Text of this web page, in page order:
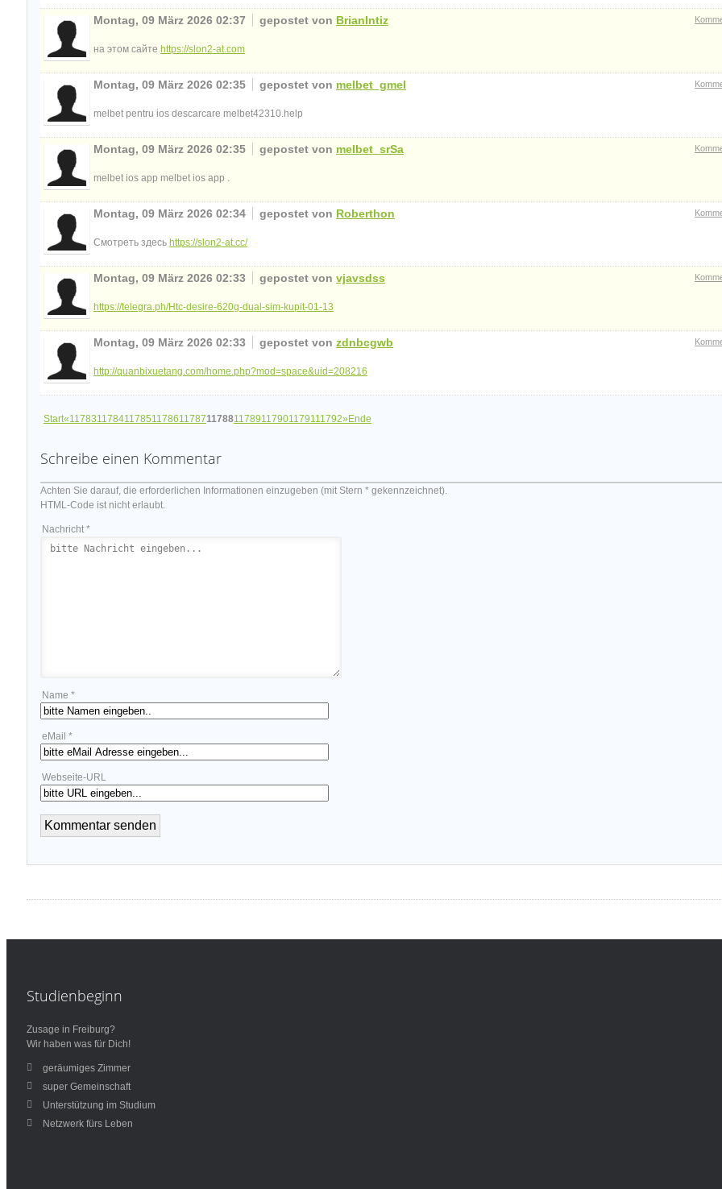
Montag, 09 März 2026 02:37 gepostet von BrianIntiz
на этом сайте https://slon2-at.com
Montag, 09 März 2026 02:35 gepostet von melbet_gmel
melbet pentru ios descarcare melbet42310.help
Montag, 09 März 2026 02:35 gepostet von melbet_srSa
melbet ios app melbet ios app .
Montag, 09 März 2026 02:34 gepostet von Roberthon
Смотреть здесь https://slon2-at.cc/
Montag, 09 März 2026 02:33 gepostet von vjavsdss
https://telegra.ph/Htc-desire-620g-dual-sim-kupit-01-13
Montag, 09 März 2026 02:33 gepostet von zdnbcgwb
http://quanbixuetang.com/home.php?mod=space&uid=208216
Start«11783117841178511786117871178811789117901179111792»Ende
Schreibe einen Kommentar
Achten Sie darauf, die erforderlichen Informationen einzugeben (mit Stern * gekennzeichnet).
HTML-Code ist nicht erlaubt.
Nachricht *
Name *
eMail *
Webseite-URL
Studienbeginn
Zusage in Freiburg?
Wir haben was für Dich!
geräumiges Zimmer
super Gemeinschaft
Unterstützung im Studium
Netzwerk fürs Leben